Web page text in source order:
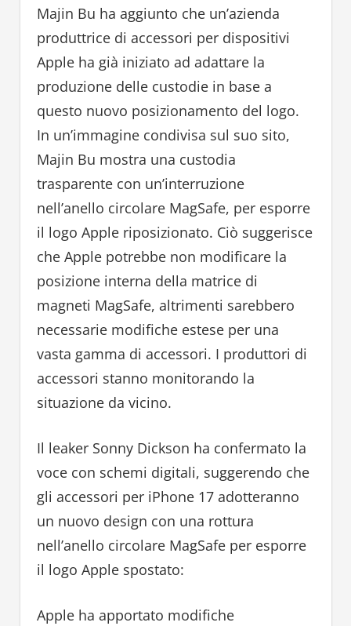
Majin Bu ha aggiunto che un’azienda
produttrice di accessori per dispositivi
Apple ha già iniziato ad adattare la
produzione delle custodie in base a
questo nuovo posizionamento del logo.
In un’immagine condivisa sul suo sito,
Majin Bu mostra una custodia
trasparente con un’interruzione
nell’anello circolare MagSafe, per esporre
il logo Apple riposizionato. Ciò suggerisce
che Apple potrebbe non modificare la
posizione interna della matrice di
magneti MagSafe, altrimenti sarebbero
necessarie modifiche estese per una
vasta gamma di accessori. I produttori di
accessori stanno monitorando la
situazione da vicino.
Il leaker Sonny Dickson ha confermato la
voce con schemi digitali, suggerendo che
gli accessori per iPhone 17 adotteranno
un nuovo design con una rottura
nell’anello circolare MagSafe per esporre
il logo Apple spostato:
Apple ha apportato modifiche